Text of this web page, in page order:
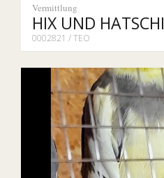
Vermittlung
HIX UND HATSCHI
0002821 / TEO